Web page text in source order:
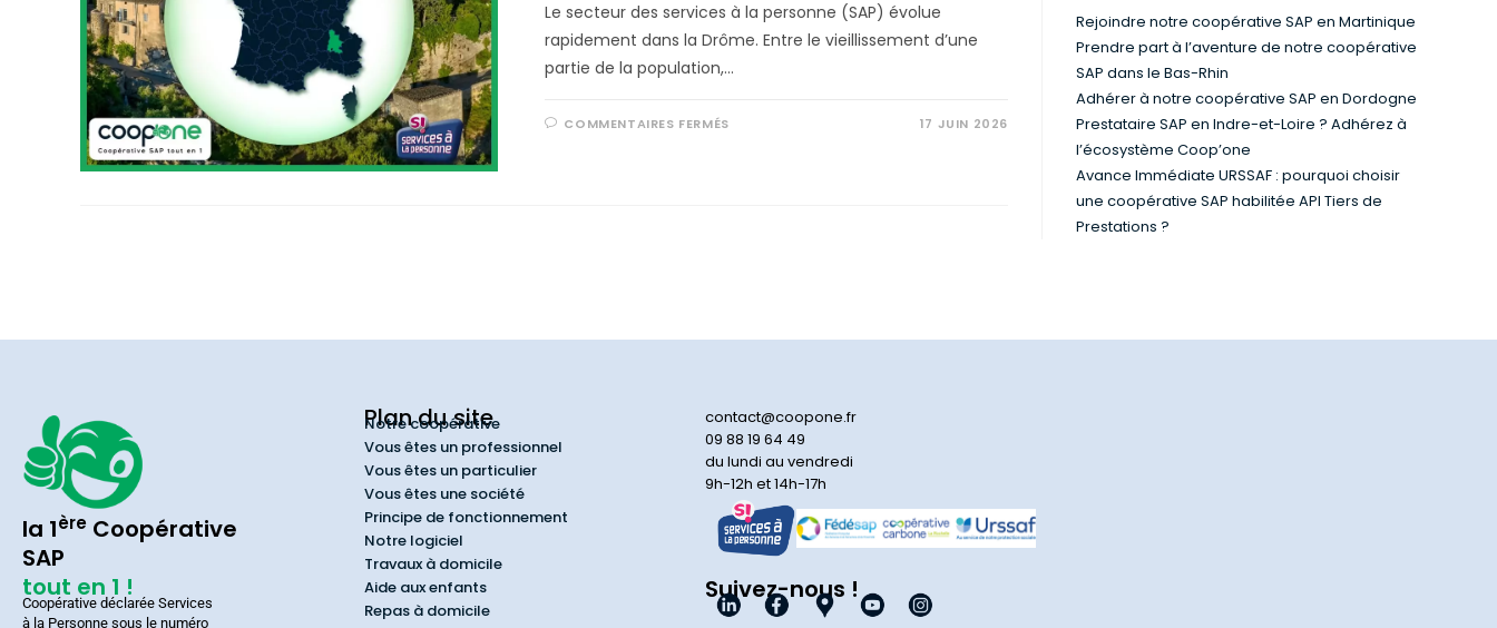
Le secteur des services à la personne (SAP) évolue
rapidement dans la Drôme. Entre le vieillissement d’une
partie de la population,…
COMMENTAIRES FERMÉS 17 JUIN 2026
Rejoindre notre coopérative SAP en Martinique
Prendre part à l’aventure de notre coopérative
SAP dans le Bas-Rhin
Adhérer à notre coopérative SAP en Dordogne
Prestataire SAP en Indre-et-Loire ? Adhérez à
l’écosystème Coop’one
Avance Immédiate URSSAF : pourquoi choisir
une coopérative SAP habilitée API Tiers de
Prestations ?
la 1ère Coopérative
SAP
tout en 1 !
Coopérative déclarée Services
à la Personne sous le numéro
Plan du site
Notre coopérative
Vous êtes un professionnel
Vous êtes un particulier
Vous êtes une société
Principe de fonctionnement
Notre logiciel
Travaux à domicile
Aide aux enfants
Repas à domicile
contact@coopone.fr
09 88 19 64 49
du lundi au vendredi
9h-12h et 14h-17h
Suivez-nous !